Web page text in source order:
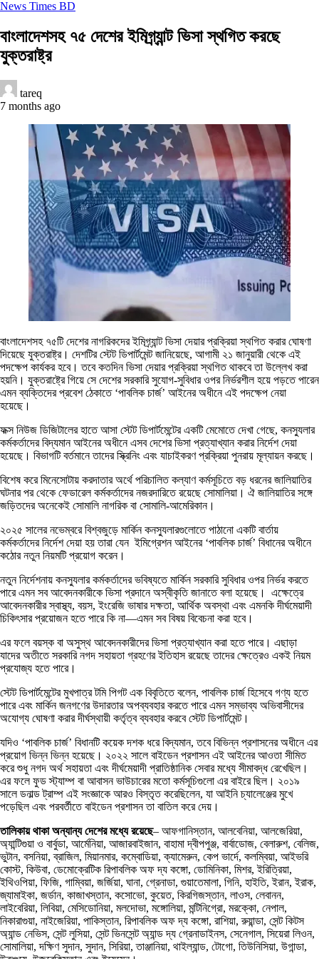
News Times BD
বাংলাদেশসহ ৭৫ দেশের ইমিগ্র্যান্ট ভিসা স্থগিত করছে
যুক্তরাষ্ট্র
tareq
7 months ago
বাংলাদেশসহ ৭৫টি দেশের নাগরিকদের ইমিগ্র্যান্ট ভিসা দেয়ার প্রক্রিয়া স্থগিত করার ঘোষণা
দিয়েছে যুক্তরাষ্ট্র। দেশটির স্টেট ডিপার্টমেন্ট জানিয়েছে, আগামী ২১ জানুয়ারী থেকে এই
পদক্ষেপ কার্যকর হবে। তবে কতদিন ভিসা দেয়ার প্রক্রিয়া স্থগিত থাকবে তা উল্লেখ করা
হয়নি। যুক্তরাষ্ট্রে গিয়ে সে দেশের সরকারি সুযোগ-সুবিধার ওপর নির্ভরশীল হয়ে পড়তে পারেন
এমন ব্যক্তিদের প্রবেশ ঠেকাতে ‘পাবলিক চার্জ’ আইনের অধীনে এই পদক্ষেপ নেয়া
হয়েছে।
ফক্স নিউজ ডিজিটালের হাতে আসা স্টেট ডিপার্টমেন্টের একটি মেমোতে দেখা গেছে, কনস্যুলার
কর্মকর্তাদের বিদ্যমান আইনের অধীনে এসব দেশের ভিসা প্রত্যাখ্যান করার নির্দেশ দেয়া
হয়েছে। বিভাগটি বর্তমানে তাদের স্ক্রিনিং এবং যাচাইকরণ প্রক্রিয়া পুনরায় মূল্যায়ন করছে।
বিশেষ করে মিনেসোটায় করদাতার অর্থে পরিচালিত কল্যাণ কর্মসূচিতে বড় ধরনের জালিয়াতির
ঘটনার পর থেকে ফেডারেল কর্মকর্তাদের নজরদারিতে রয়েছে সোমালিয়া। ঐ জালিয়াতির সঙ্গে
জড়িতদের অনেকেই সোমালি নাগরিক বা সোমালি-আমেরিকান।
২০২৫ সালের নভেম্বরে বিশ্বজুড়ে মার্কিন কনস্যুলারগুলোতে পাঠানো একটি বার্তায়
কর্মকর্তাদের নির্দেশ দেয়া হয় তারা যেন ইমিগ্রেশন আইনের ‘পাবলিক চার্জ’ বিধানের অধীনে
কঠোর নতুন নিয়মটি প্রয়োগ করেন।
নতুন নির্দেশনায় কনস্যুলার কর্মকর্তাদের ভবিষ্যতে মার্কিন সরকারি সুবিধার ওপর নির্ভর করতে
পারে এমন সব আবেদনকারীকে ভিসা প্রদানে অস্বীকৃতি জানাতে বলা হয়েছে। এক্ষেত্রে
আবেদনকারীর স্বাস্থ্য, বয়স, ইংরেজি ভাষার দক্ষতা, আর্থিক অবস্থা এবং এমনকি দীর্ঘমেয়াদী
চিকিৎসার প্রয়োজন হতে পারে কি না—এমন সব বিষয় বিবেচনা করা হবে।
এর ফলে বয়স্ক বা অসুস্থ আবেদনকারীদের ভিসা প্রত্যাখ্যান করা হতে পারে। এছাড়া
যাদের অতীতে সরকারি নগদ সহায়তা গ্রহণের ইতিহাস রয়েছে তাদের ক্ষেত্রেও একই নিয়ম
প্রযোজ্য হতে পারে।
স্টেট ডিপার্টমেন্টের মুখপাত্র টমি পিগট এক বিবৃতিতে বলেন, পাবলিক চার্জ হিসেবে গণ্য হতে
পারে এবং মার্কিন জনগণের উদারতার অপব্যবহার করতে পারে এমন সম্ভাব্য অভিবাসীদের
অযোগ্য ঘোষণা করার দীর্ঘস্থায়ী কর্তৃত্ব ব্যবহার করবে স্টেট ডিপার্টমেন্ট।
যদিও ‘পাবলিক চার্জ’ বিধানটি কয়েক দশক ধরে বিদ্যমান, তবে বিভিন্ন প্রশাসনের অধীনে এর
প্রয়োগ ভিন্ন ভিন্ন হয়েছে। ২০২২ সালে বাইডেন প্রশাসন এই আইনের আওতা সীমিত
করে শুধু নগদ অর্থ সহায়তা এবং দীর্ঘমেয়াদী প্রাতিষ্ঠানিক সেবার মধ্যে সীমাবদ্ধ রেখেছিল।
এর ফলে ফুড স্ট্যাম্প বা আবাসন ভাউচারের মতো কর্মসূচিগুলো এর বাইরে ছিল। ২০১৯
সালে ডনাল্ড ট্রাম্প এই সংজ্ঞাকে আরও বিস্তৃত করেছিলেন, যা আইনি চ্যালেঞ্জের মুখে
পড়েছিল এবং পরবর্তীতে বাইডেন প্রশাসন তা বাতিল করে দেয়।
তালিকায় থাকা অন্যান্য দেশের মধ্যে রয়েছে– আফগানিস্তান, আলবেনিয়া, আলজেরিয়া,
অ্যান্টিগুয়া ও বার্বুডা, আর্মেনিয়া, আজারবাইজান, বাহামা দ্বীপপুঞ্জ, বার্বাডোজ, বেলারুশ, বেলিজ,
ভুটান, বসনিয়া, ব্রাজিল, মিয়ানমার, কম্বোডিয়া, ক্যামেরুন, কেপ ভার্দে, কলম্বিয়া, আইভরি
কোস্ট, কিউবা, ডেমোক্রেটিক রিপাবলিক অফ দ্য কঙ্গো, ডোমিনিকা, মিশর, ইরিত্রিয়া,
ইথিওপিয়া, ফিজি, গাম্বিয়া, জর্জিয়া, ঘানা, গ্রেনাডা, গুয়াতেমালা, গিনি, হাইতি, ইরান, ইরাক,
জ্যামাইকা, জর্ডান, কাজাখস্তান, কসোভো, কুয়েত, কিরগিজস্তান, লাওস, লেবানন,
লাইবেরিয়া, লিবিয়া, মেসিডোনিয়া, মলদোভা, মঙ্গোলিয়া, মন্টিনিগ্রো, মরক্কো, নেপাল,
নিকারাগুয়া, নাইজেরিয়া, পাকিস্তান, রিপাবলিক অফ দ্য কঙ্গো, রাশিয়া, রুয়ান্ডা, সেন্ট কিটস
অ্যান্ড নেভিস, সেন্ট লুসিয়া, সেন্ট ভিনসেন্ট অ্যান্ড দ্য গ্রেনাডাইনস, সেনেগাল, সিয়েরা লিওন,
সোমালিয়া, দক্ষিণ সুদান, সুদান, সিরিয়া, তাঞ্জানিয়া, থাইল্যান্ড, টোগো, তিউনিসিয়া, উগান্ডা,